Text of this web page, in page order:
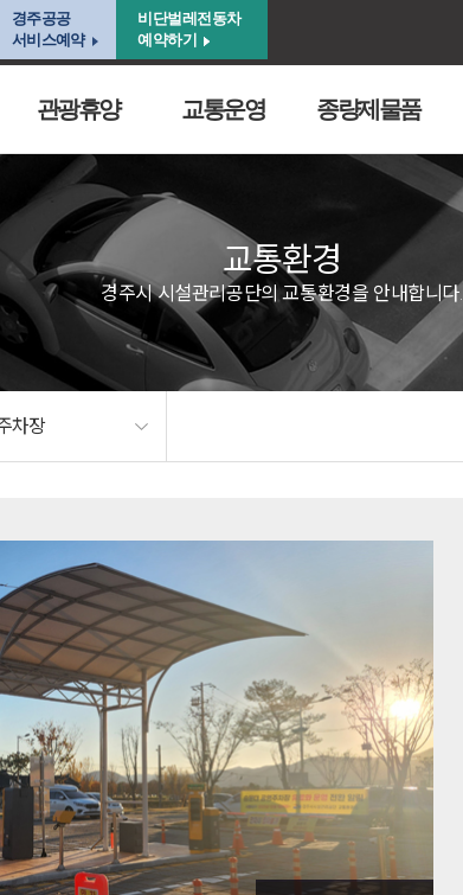
경주공공
서비스예약
비단벌레전동차
예약하기
관광휴양 교통운영 종량제물품
교통환경
경주시 시설관리공단의 교통환경을 안내합니다.
차장